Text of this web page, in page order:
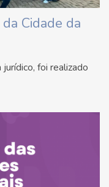
Cidade da
foi realizado